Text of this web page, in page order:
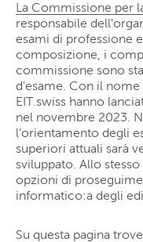
La Commissione per
responsabile
esami di professione
composizione, i
commissione sono
d'esame. Con il nome
EIT.swiss hanno
nel novembre 2023.
l’orientamento degli
superiori attuali sarà
sviluppato. Allo
opzioni di
informatico:a degli
Su questa pagina